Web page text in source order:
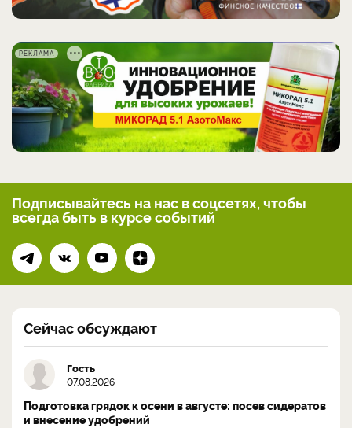
РЕКЛАМА
Подписывайтесь на нас в соцсетях, чтобы
всегдабыть в курсе событий
Сейчас обсуждают
Гость
07.08.2026
Подготовка грядок к осени в августе: посев сидератов
и внесение удобрений